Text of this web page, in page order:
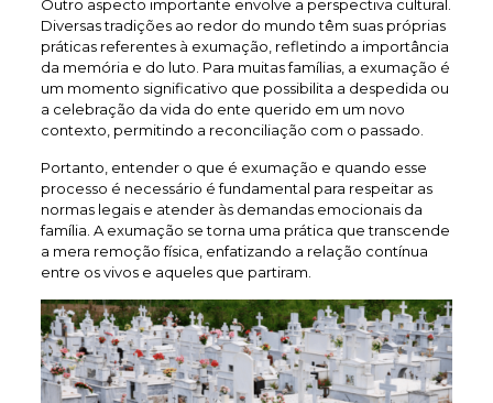
Outro aspecto importante envolve a perspectiva cultural.
Diversas tradições ao redor do mundo têm suas próprias
práticas referentes à exumação, refletindo a importância
da memória e do luto. Para muitas famílias, a exumação é
um momento significativo que possibilita a despedida ou
a celebração da vida do ente querido em um novo
contexto, permitindo a reconciliação com o passado.
Portanto, entender o que é exumação e quando esse
processo é necessário é fundamental para respeitar as
normas legais e atender às demandas emocionais da
família. A exumação se torna uma prática que transcende
a mera remoção física, enfatizando a relação contínua
entre os vivos e aqueles que partiram.